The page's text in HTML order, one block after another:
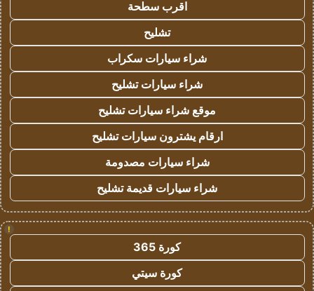
اقرب سطحة
تشليح
شراء سيارات سكراب
شراء سيارات تشليح
موقع شراء سيارات تشليح
ارقام يشترون سيارات تشليح
شراء سيارات مصدومة
شراء سيارات قديمة تشليح
!
كورة 365
كورة سيتي